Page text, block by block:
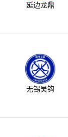
延边龙鼎
无锡吴钩